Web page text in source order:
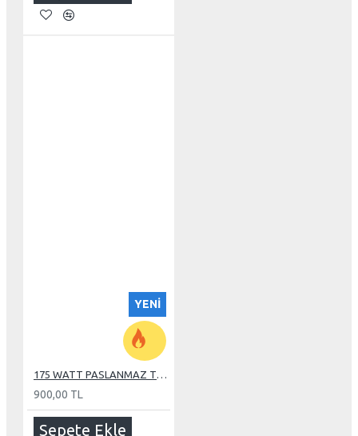
YENI
175 WATT PASLANMAZ TUBE REZİSTANS
900,00 TL
Sepete Ekle